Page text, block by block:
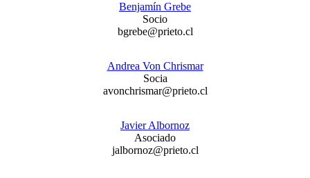
Benjamín Grebe
Socio
bgrebe@prieto.cl
Andrea Von Chrismar
Socia
avonchrismar@prieto.cl
Javier Albornoz
Asociado
jalbornoz@prieto.cl